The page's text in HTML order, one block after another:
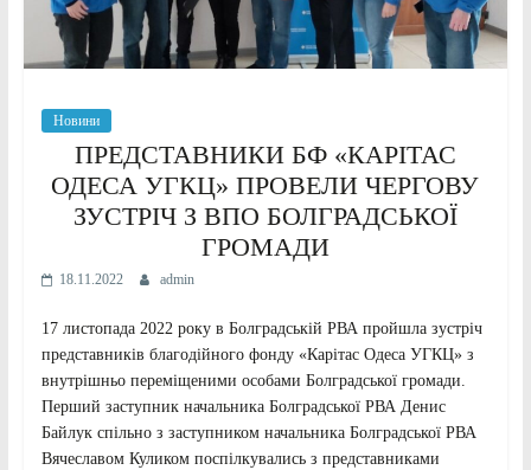
Новини
ПРЕДСТАВНИКИ БФ «КАРІТАС
ОДЕСА УГКЦ» ПРОВЕЛИ ЧЕРГОВУ
ЗУСТРІЧ З ВПО БОЛГРАДСЬКОЇ
ГРОМАДИ
18.11.2022 admin
17 листопада 2022 року в Болградській РВА пройшла зустріч
представників благодійного фонду «Карітас Одеса УГКЦ» з
внутрішньо переміщеними особами Болградської громади.
Перший заступник начальника Болградської РВА Денис
Байлук спільно з заступником начальника Болградської РВА
Вячеславом Куликом поспілкувались з представниками